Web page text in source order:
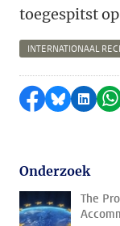
toegespitst
INTERNATIONAAL
Delen op
Delen via
Onderzoek
The